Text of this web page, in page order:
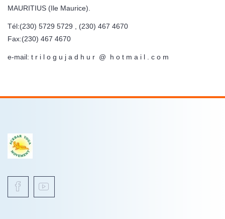
MAURITIUS (Ile Maurice).
Tél:(230) 5729 5729 , (230) 467 4670
Fax:(230) 467 4670
e-mail: t r i l o g u j a d h u r @ h o t m a i l . c o m